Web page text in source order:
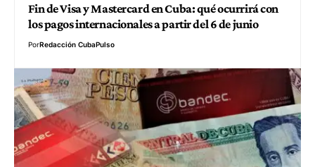
Fin de Visa y Mastercard en Cuba: qué ocurrirá con
los pagos internacionales a partir del 6 de junio
PorRedacción CubaPulso